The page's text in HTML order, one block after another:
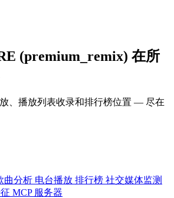
(premium_remix) 在所
、播放列表收录和排行榜位置 — 尽在
曲分析 电台播放 排行榜 社交媒体监测
MCP 服务器